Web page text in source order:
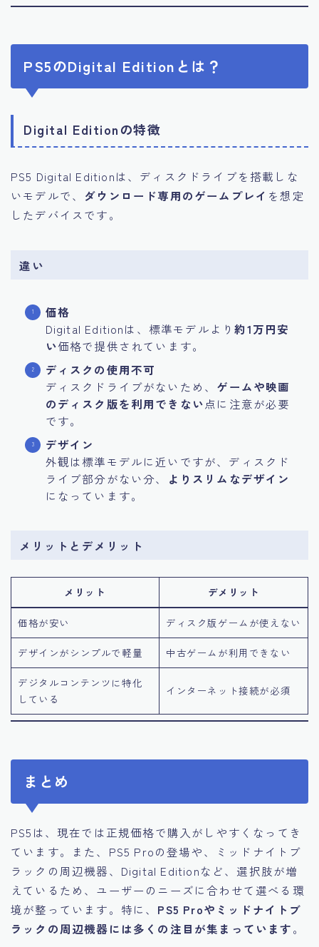
PS5のDigital Editionとは？
Digital Editionの特徴
PS5 Digital Editionは、ディスクドライブを搭載しな
いモデルで、 ダウンロード専用のゲームプレイ を想定
したデバイスです。
違い
価格
Digital Editionは、標準モデルより約1万円安
い価格で提供されています。
ディスクの使用不可
ディスクドライブがないため、 ゲームや映画
のディスク版を利用できない点に注意が必要
です。
デザイン
外観は標準モデルに近いですが、ディスクド
ライブ部分がない分、
よりスリムなデザイン
になっています。
メリットとデメリット
メリット デメリット
価格が安い ディスク版ゲームが使えない
デザインがシンプルで軽量 中古ゲームが利用できない
デジタルコンテンツに特化
している
インターネット接続が必須
まとめ
PS5は、現在では正規価格で購入がしやすくなってき
ています。また、PS5 Proの登場や、ミッドナイトブ
ラックの周辺機器、Digital Editionなど、選択肢が増
えているため、ユーザーのニーズに合わせて選べる環
境が整っています。特に、 PS5 Proやミッドナイトブ
ラックの周辺機器には多くの注目が集まっています。